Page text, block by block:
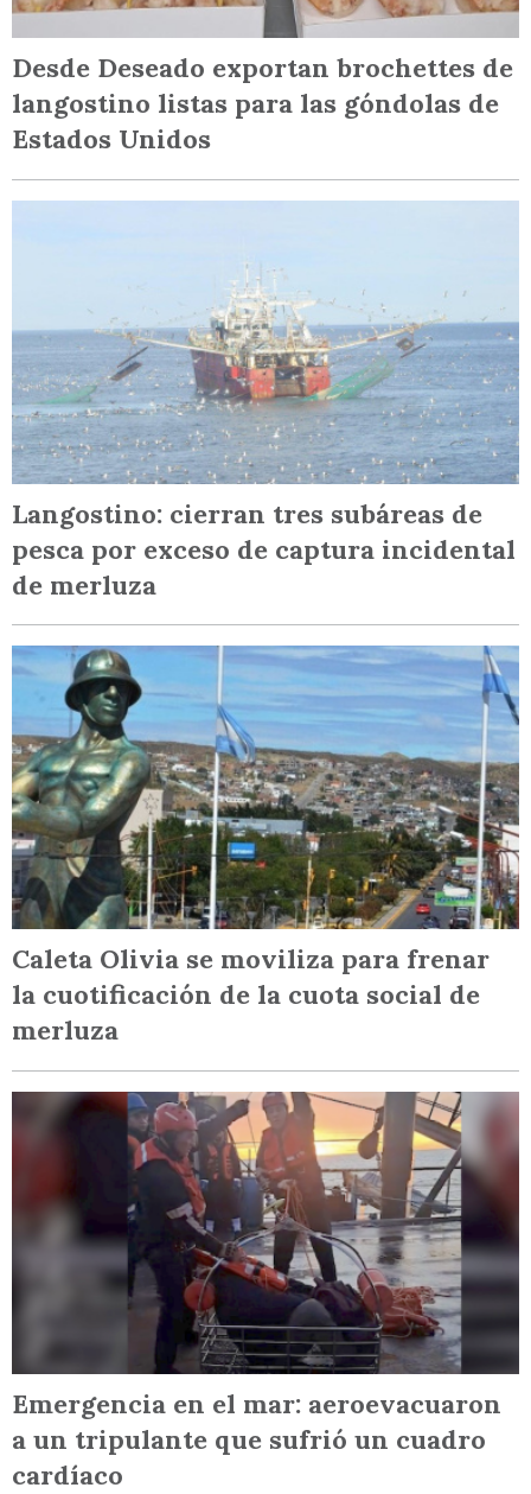
Desde Deseado exportan brochettes de
langostino listas para las góndolas de
Estados Unidos
Langostino: cierran tres subáreas de
pesca por exceso de captura incidental
de merluza
Caleta Olivia se moviliza para frenar
la cuotificación de la cuota social de
merluza
Emergencia en el mar: aeroevacuaron
a un tripulante que sufrió un cuadro
cardíaco